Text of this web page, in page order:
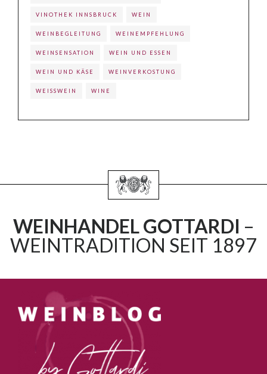
VINOTHEK INNSBRUCK WEIN
WEINBEGLEITUNG WEINEMPFEHLUNG
WEINSENSATION WEIN UND ESSEN
WEIN UND KÄSE WEINVERKOSTUNG
WEISSWEIN WINE
WEINHANDEL GOTTARDI –
WEINTRADITION SEIT 1897